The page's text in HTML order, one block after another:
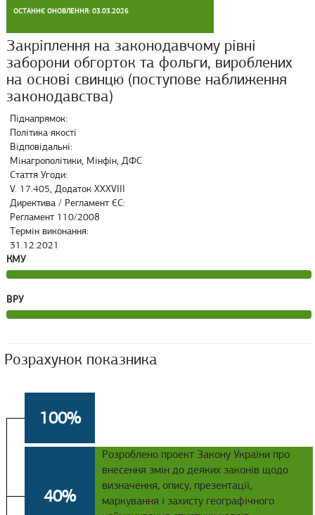
ОСТАННЄ ОНОВЛЕННЯ: 03.03.2026
Закріплення на законодавчому рівні
заборони обгорток та фольги, вироблених
на основі свинцю (поступове наближення
законодавства)
Піднапрямок:
Політика якості
Відповідальні:
Мінагрополітики, Мінфін, ДФС
Стаття Угоди:
V. 17.405, Додаток XXXVIII
Директива / Регламент ЄС:
Регламент 110/2008
Термін виконання:
31.12.2021
КМУ
ВРУ
Розрахунок показника
100%
40%
Розроблено проект Закону України про
внесення змін до деяких законів щодо
визначення, опису, презентації,
маркування і захисту географічного